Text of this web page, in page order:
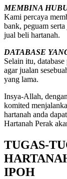
MEMBINA
Kami percaya
bank, peguam
jual beli hartanah.
DATABASE
Selain itu,
agar jualan
yang lama.
Insya-Allah,
komited
hartanah anda
Hartanah Perak
TUGAS-
IPOH